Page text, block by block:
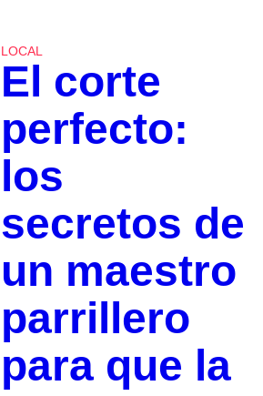
LOCAL
El corte
perfecto:
los
secretos de
un maestro
parrillero
para que la